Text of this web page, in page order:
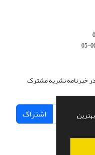
در خبرنامه نشریه مشترک
اشتراک